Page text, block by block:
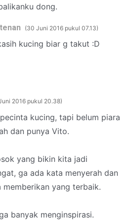
dong.
30 Juni 2016 pukul 07.13
kucing biar g takut :D
2016 pukul 20.38
kucing, tapi belum piara
dan punya Vito.
yang bikin kita jadi
ga ada kata menyerah dan
memberikan yang terbaik.
banyak menginspirasi.